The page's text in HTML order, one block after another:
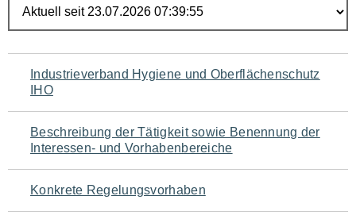
Navigation
für
den
Seiteninhalt
Industrieverband Hygiene und Oberflächenschutz
IHO
Beschreibung der Tätigkeit sowie Benennung der
Interessen- und Vorhabenbereiche
Konkrete Regelungsvorhaben